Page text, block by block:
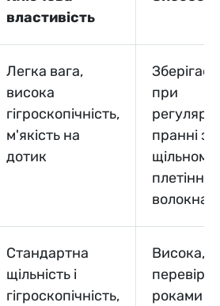
властивість
Легка вага,
висока
гігроскопічність,
м'якість на
дотик
Зберігає
при
пранні
щільному
плетінню
волокна
Стандартна
щільність і
гігроскопічність,
Висока,
роками